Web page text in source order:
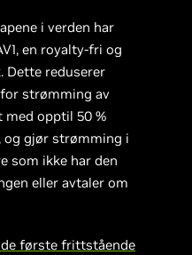
i verden har
en royalty-fri og
Dette reduserer
strømming av
opptil 50 %
og gjør strømming i
som ikke har den
eller avtaler om
første frittstående